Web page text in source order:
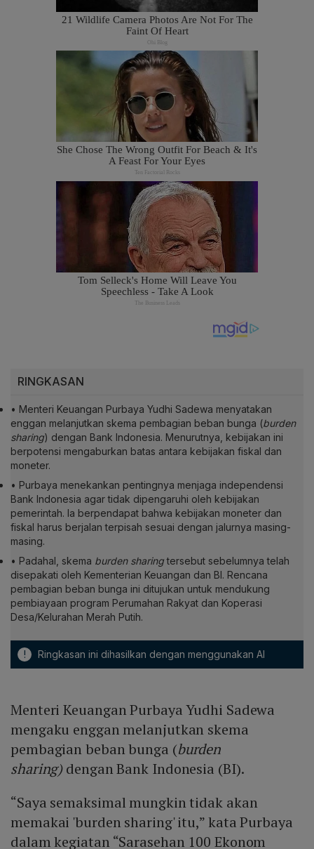
RINGKASAN
• Menteri Keuangan Purbaya Yudhi Sadewa menyatakan
enggan melanjutkan skema pembagian beban bunga (burden
sharing) dengan Bank Indonesia. Menurutnya, kebijakan ini
berpotensi mengaburkan batas antara kebijakan fiskal dan
moneter.
• Purbaya menekankan pentingnya menjaga independensi
Bank Indonesia agar tidak dipengaruhi oleh kebijakan
pemerintah. Ia berpendapat bahwa kebijakan moneter dan
fiskal harus berjalan terpisah sesuai dengan jalurnya masing-
masing.
• Padahal, skema burden sharingtersebut sebelumnya telah
disepakati oleh Kementerian Keuangan dan BI. Rencana
pembagian beban bunga ini ditujukan untuk mendukung
pembiayaan program Perumahan Rakyat dan Koperasi
Desa/Kelurahan Merah Putih.
! Ringkasan ini dihasilkan dengan menggunakan AI
Menteri Keuangan Purbaya Yudhi Sadewa
mengaku enggan melanjutkan skema
pembagian beban bunga (burden
sharing)dengan Bank Indonesia (BI).
“Saya semaksimal mungkin tidak akan
memakai 'burden sharing' itu,” kata Purbaya
dalam kegiatan “Sarasehan 100 Ekonom